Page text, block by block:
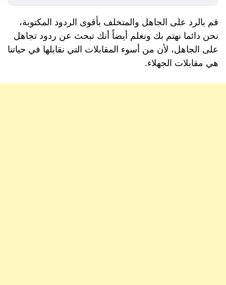
قم بالرد على الجاهل والمتخلف بأقوى الردود المكتوبة،
نحن دائما نهتم بك ونعلم أيضاً أنك تبحث عن ردود تجاهل
على الجاهل، لأن من أسوء المقابلات التي نقابلها في حياتنا
هي مقابلات الجهلاء.